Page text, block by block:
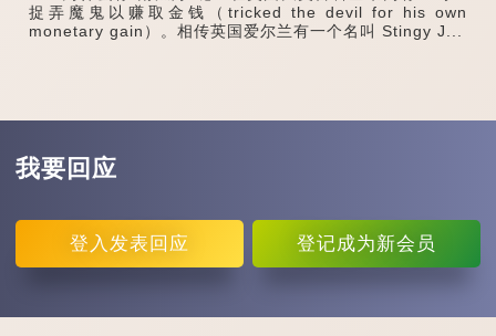
捉弄魔鬼以赚取金钱（tricked the devil for his own
monetary gain）。相传英国爱尔兰有一个名叫 Stingy J...
我要回应
登入 发表回应 登记成为新会员